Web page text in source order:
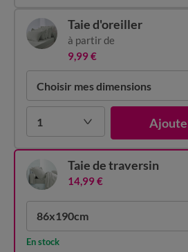
Choisir mes dimensions
1
Taie d'oreiller
à partir de
9,99 €
86x190cm
En stock
Taie de traversin
14,99 €